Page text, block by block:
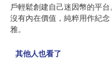
戶輕鬆創建自己迷因幣的平
沒有內在價值，純粹用作紀
雅。
其他人也看了